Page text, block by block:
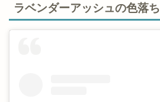
ラベンダーアッシュの色落ち